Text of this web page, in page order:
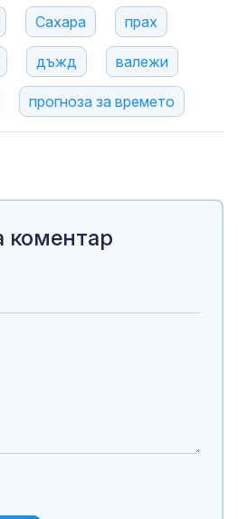
Сахара прах
дъжд валежи
прогноза за времето
коментар